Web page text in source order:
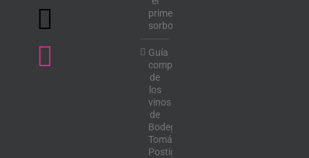
primer
sorbo
Guía
completa
de
los
vinos
de
Bodega
Tomás
Postigo: